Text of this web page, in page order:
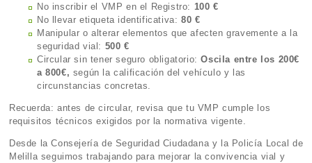
No inscribir el VMP en el Registro: 100 €
No llevar etiqueta identificativa:80 €
Manipular o alterar elementos que afecten gravemente a la
seguridad vial: 500 €
Circular sin tener seguro obligatorio:Oscila entre los 200€
a 800€, según la calificación del vehículo y las
circunstancias concretas.
Recuerda: antes de circular, revisa que tu VMP cumple los
requisitos técnicos exigidos por la normativa vigente.
Desde la Consejería de Seguridad Ciudadana y la Policía Local de
Melilla seguimos trabajando para mejorar la convivencia vial y